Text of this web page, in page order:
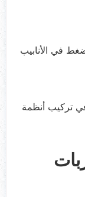
في الأنابيب
تركيب أنظمة